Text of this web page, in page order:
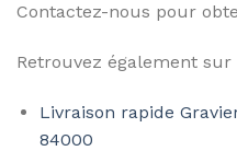
Contactez-nous pour
Retrouvez également sur
Livraison rapide
84000